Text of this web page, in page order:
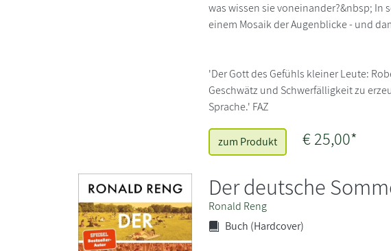
was wissen sie voneinander?&nbsp; In
einem Mosaik der Augenblicke - und
'Der Gott des Gefühls kleiner Leute:
Geschwätz und Schwerfälligkeit zu
Sprache.' FAZ
zum Produkt € 25,00*
Der deutsche
Ronald Reng
Buch (Hardcover)